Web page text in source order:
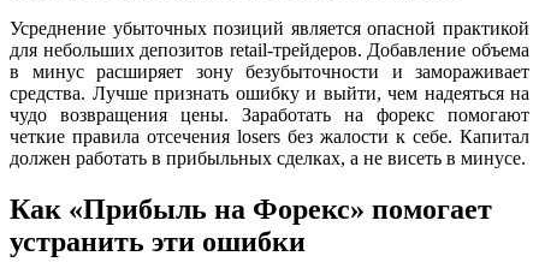
Усреднение убыточных позиций является опасной практикой
для небольших депозитов retail-трейдеров. Добавление объема
в минус расширяет зону безубыточности и замораживает
средства. Лучше признать ошибку и выйти, чем надеяться на
чудо возвращения цены. Заработать на форекс помогают
четкие правила отсечения losers без жалости к себе. Капитал
должен работать в прибыльных сделках, а не висеть в минусе.
Как «Прибыль на Форекс» помогает
устранить эти ошибки